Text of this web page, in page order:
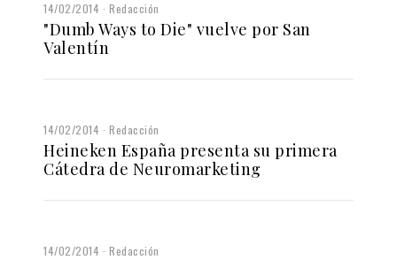
14/02/2014 Redacción
"Dumb Ways to Die" vuelve por San
Valentín
14/02/2014 Redacción
Heineken España presenta su primera
Cátedra de Neuromarketing
14/02/2014 Redacción